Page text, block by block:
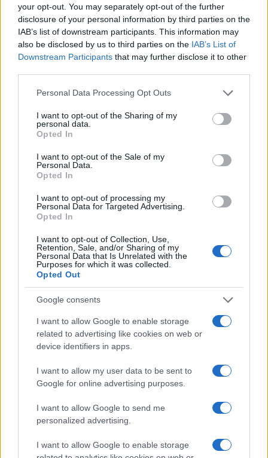
your opt-out. You may separately opt-out of the further
disclosure of your personal information by third parties on the
IAB’s list of downstream participants. This information may
also be disclosed by us to third parties on the IAB’s List of
Downstream Participants that may further disclose it to other
Please note that this website/app uses one or more Google
not limited to your visit or usage behaviour. You may click to
grant or deny consent to Google and its third-party tags to
use your data for below specified purposes in below Google
consent section.
Personal Data Processing Opt Outs
I want to opt-out of the Sharing of my
personal data.
Opted In
I want to opt-out of the Sale of my
Personal Data.
Opted In
I want to opt-out of processing my
Personal Data for Targeted Advertising.
Opted In
I want to opt-out of Collection, Use,
Retention, Sale, and/or Sharing of my
Personal Data that Is Unrelated with the
Purposes for which it was collected.
Opted Out
Google consents
I want to allow Google to enable storage
related to advertising like cookies on web or
device identifiers in apps.
I want to allow my user data to be sent to
Google for online advertising purposes.
I want to allow Google to send me
personalized advertising.
I want to allow Google to enable storage
Continua a leggere